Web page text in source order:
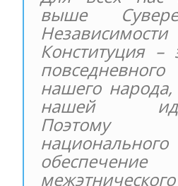
выше
Конституция –
нашего
нашей
Поэтому
обеспечение